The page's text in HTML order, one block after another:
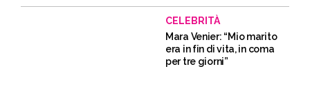
CELEBRITÀ
Mara Venier: “Mio marito
era in fin di vita, in coma
per tre giorni”